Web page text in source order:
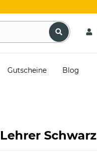
Gutscheine Blog
Schwarz